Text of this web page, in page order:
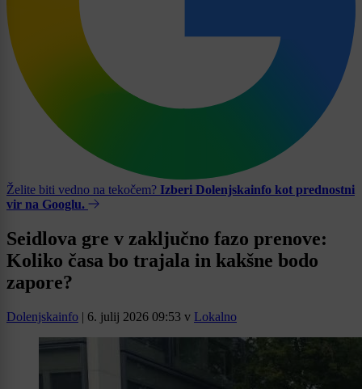
Želite biti vedno na tekočem? Izberi Dolenjskainfo kot prednostni
vir na Googlu.
Seidlova gre v zaključno fazo prenove:
Koliko časa bo trajala in kakšne bodo
zapore?
Dolenjskainfo | 6. julij 2026 09:53 v Lokalno